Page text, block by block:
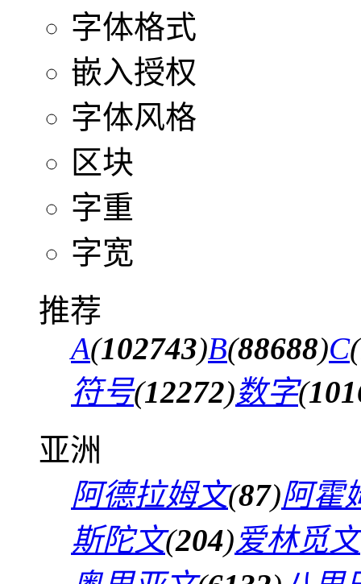
字体格式
嵌入授权
字体风格
区块
字重
字宽
推荐
A(102743)B(88688)C(
符号(12272)数字(
亚洲
阿德拉姆文(87)阿霍
斯陀文(204)爱林觅文